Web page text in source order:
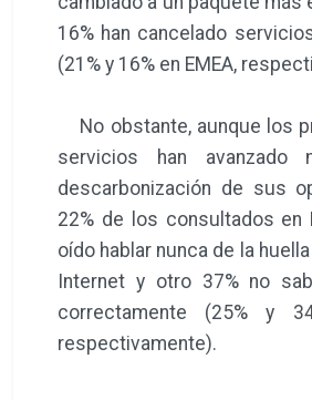
16% han cancelado
(21% y 16% en EMEA,
No obstante, aunque los
servicios han avanzado
descarbonización de sus
22% de los consultados en
oído hablar nunca de la
Internet y otro 37% no
correctamente (25% y
respectivamente).